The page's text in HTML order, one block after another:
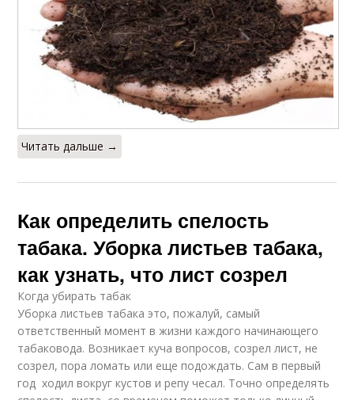
Читать дальше →
Как определить спелость
табака. Уборка листьев табака,
как узнать, что лист созрел
Когда убирать табак
Уборка листьев табака это, пожалуй, самый
ответственный момент в жизни каждого начинающего
табаковода. Возникает куча вопросов, созрел лист, не
созрел, пора ломать или еще подождать. Сам в первый
год ходил вокруг кустов и репу чесал. Точно определять